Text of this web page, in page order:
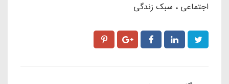
اجتماعی
سبک زندگی